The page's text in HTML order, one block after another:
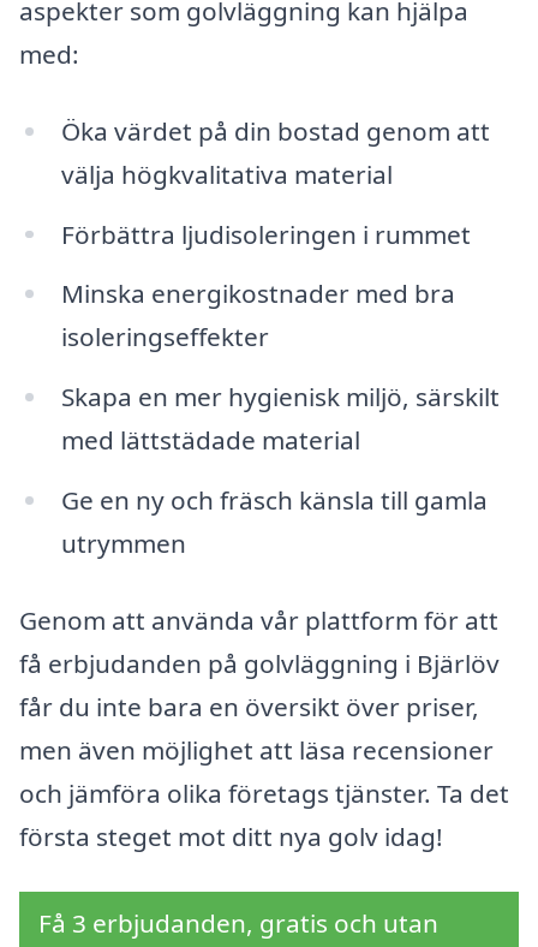
aspekter som golvläggning kan hjälpa
med:
Öka värdet på din bostad genom att
välja högkvalitativa material
Förbättra ljudisoleringen i rummet
Minska energikostnader med bra
isoleringseffekter
Skapa en mer hygienisk miljö, särskilt
med lättstädade material
Ge en ny och fräsch känsla till gamla
utrymmen
Genom att använda vår plattform för att
få erbjudanden på golvläggning i Bjärlöv
får du inte bara en översikt över priser,
men även möjlighet att läsa recensioner
och jämföra olika företags tjänster. Ta det
första steget mot ditt nya golv idag!
Få 3 erbjudanden, gratis och utan